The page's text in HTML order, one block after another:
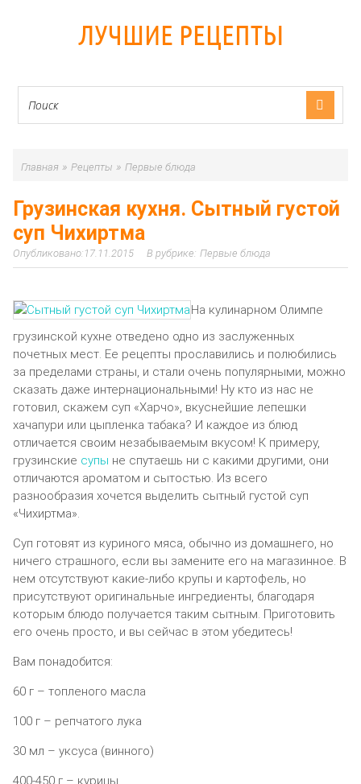
ЛУЧШИЕ РЕЦЕПТЫ
Главная » Рецепты » Первые блюда
Грузинская кухня. Сытный густой
суп Чихиртма
17.11.2015 Первые блюда
На кулинарном Олимпе
грузинской кухне отведено одно из заслуженных
почетных мест. Ее рецепты прославились и полюбились
за пределами страны, и стали очень популярными, можно
сказать даже интернациональными! Ну кто из нас не
готовил, скажем суп «Харчо», вкуснейшие лепешки
хачапури или цыпленка табака? И каждое из блюд
отличается своим незабываемым вкусом! К примеру,
грузинские супы не спутаешь ни с какими другими, они
отличаются ароматом и сытостью. Из всего
разнообразия хочется выделить сытный густой суп
«Чихиртма».
Суп готовят из куриного мяса, обычно из домашнего, но
ничего страшного, если вы замените его на магазинное. В
нем отсутствуют какие-либо крупы и картофель, но
присутствуют оригинальные ингредиенты, благодаря
которым блюдо получается таким сытным. Приготовить
его очень просто, и вы сейчас в этом убедитесь!
Вам понадобится:
60 г – топленого масла
100 г – репчатого лука
30 мл – уксуса (винного)
400-450 г – курицы